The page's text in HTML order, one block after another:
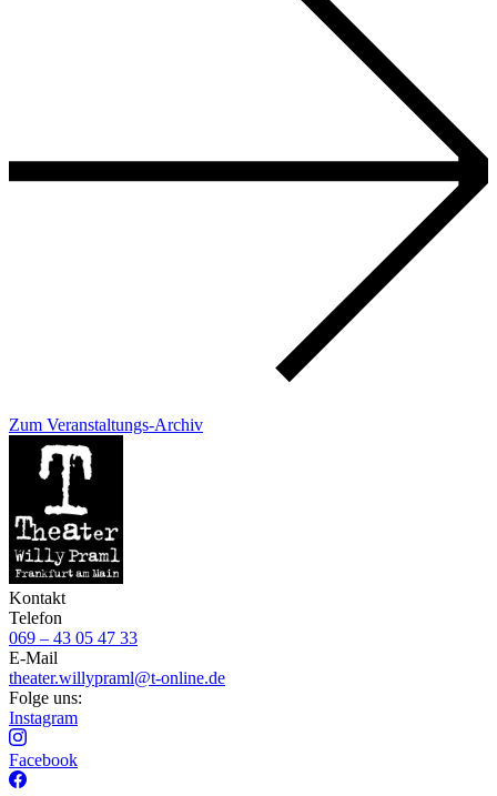
Zum Veranstaltungs-Archiv
Kontakt
Telefon
069 – 43 05 47 33
E-Mail
theater.willypraml@t-online.de
Folge uns:
Instagram
Facebook